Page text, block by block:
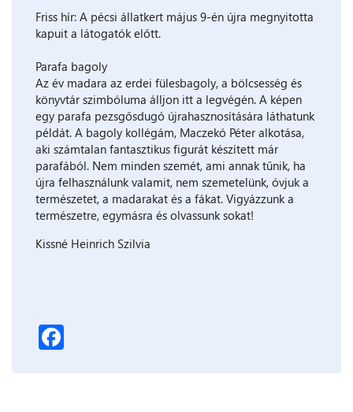
Friss hír: A pécsi állatkert május 9-én újra megnyitotta
kapuit a látogatók előtt.
Parafa bagoly
Az év madara az erdei fülesbagoly, a bölcsesség és
könyvtár szimbóluma álljon itt a legvégén. A képen
egy parafa pezsgősdugó újrahasznosítására láthatunk
példát. A bagoly kollégám, Maczekó Péter alkotása,
aki számtalan fantasztikus figurát készített már
parafából. Nem minden szemét, ami annak tűnik, ha
újra felhasználunk valamit, nem szemetelünk, óvjuk a
természetet, a madarakat és a fákat. Vigyázzunk a
természetre, egymásra és olvassunk sokat!
Kissné Heinrich Szilvia